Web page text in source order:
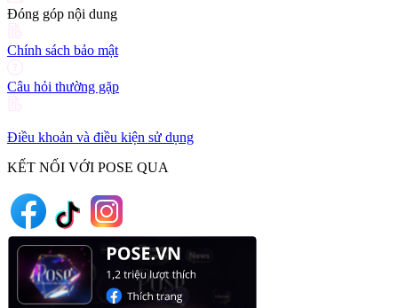
Đóng góp nội dung
Chính sách bảo mật
Câu hỏi thường gặp
Điều khoản và điều kiện sử dụng
KẾT NỐI VỚI POSE QUA